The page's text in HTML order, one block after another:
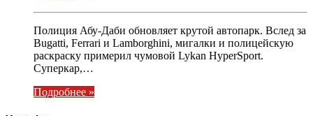
Полиция Абу-Даби обновляет крутой автопарк. Вслед за
Bugatti, Ferrari и Lamborghini, мигалки и полицейскую
раскраску примерил чумовой Lykan HyperSport.
Суперкар,…
Подробнее »